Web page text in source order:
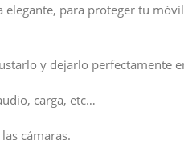
para proteger tu
y dejarlo perfectamente
carga, etc…
cámaras.